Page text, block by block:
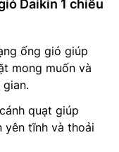
Daikin 1 chiều
ống gió giúp
mong muốn và
quạt giúp
yên tĩnh và thoải